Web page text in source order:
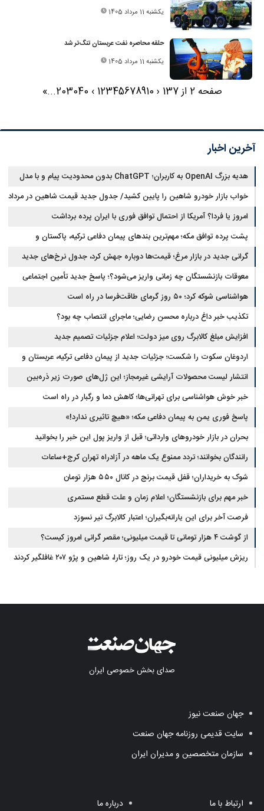
یکشنبه 11 مرداد 1405
حلقه محاصره نفت عربستان تنگ‌تر شد
یکشنبه 11 مرداد 1405
صفحه 2 از 137 ‹
12345678910
›
203040
...
»
آخرین اخبار
هدیه بزرگ OpenAI به کاربران؛ ChatGPT بدون محدودیت پیام و با مدل
جدید می‌آید
خواب بازار خودرو شاهین را پایین کشید/ جدول جدید قیمت شاهین در مرداد
امروز یا فردا؟ آمریکا از احتمال توافق فوری با ایران پرده برداشت
پشت پرده توافق مکه؛ مهم‌ترین بندهای پیمان دفاعی ترکیه، پاکستان و
عربستان
گرانی جدید در بازار مرغ؛ قیمت‌ها دوباره جهش کرد، جدول نرخ‌های جدید
معوقات بازنشستگان چه زمانی واریز می‌شود؟؛ پاسخ جدید تأمین اجتماعی
هواشناسی شوکه کرد؛ ۵۰ روز گرمای طاقت‌فرسا در راه است
تکذیب خبر داغ درباره محسن رضایی؛ ماجرای انتصاب چه بود؟
افزایش مبلغ کالابرگ روی میز دولت؛ اعلام جزئیات تصمیم جدید
اردوغان سکوت را شکست؛ جزئیات جدید از پیمان دفاعی ترکیه، عربستان و
پاکستان
انتشار لیست محصولات آرایشی غیرمجاز؛ این ژل‌های صورت زیر ذره‌بین
خبر خوش هواشناسی برای تهرانی‌ها؛ کاهش دما و رگبار در راه است
پاسخ فوری یمن به پیمان دفاعی مکه؛ «هیچ تاثیری ندارد!»
بحران در بازار خودروهای وارداتی؛ قبل از واریز پول این خبر را بخوانید
رانندگان بخوانند؛ تردد ممنوع یک ماهه در آزادراه تهران کرج+ساعات
شوک به خریداران؛ قفل قیمت برنج در کانال ۵۵۰ هزار تومان
خبر مهم برای بازنشستگان؛ اعلام زمان و علت قطع مستمری
فرصت آخر برای این یارانه‌بگیران؛ اعتبار کالابرگ تیر نسوزد
از گوشت ۴ هزار تومانی تا قیمت میلیونی؛ مقصر گرانی امروز کیست؟
ریزش میلیونی قیمت خودرو در یک روز؛ تارا، شاهین و پژو ۲۰۷ غافلگیر کردند
صدای بخش خصوصی ایران
جهان صنعت نیوز
سایت قدیمی روزنامه جهان صنعت
سازمان متخصصین و مدیران ایران
ارتباط با ما درباره ما